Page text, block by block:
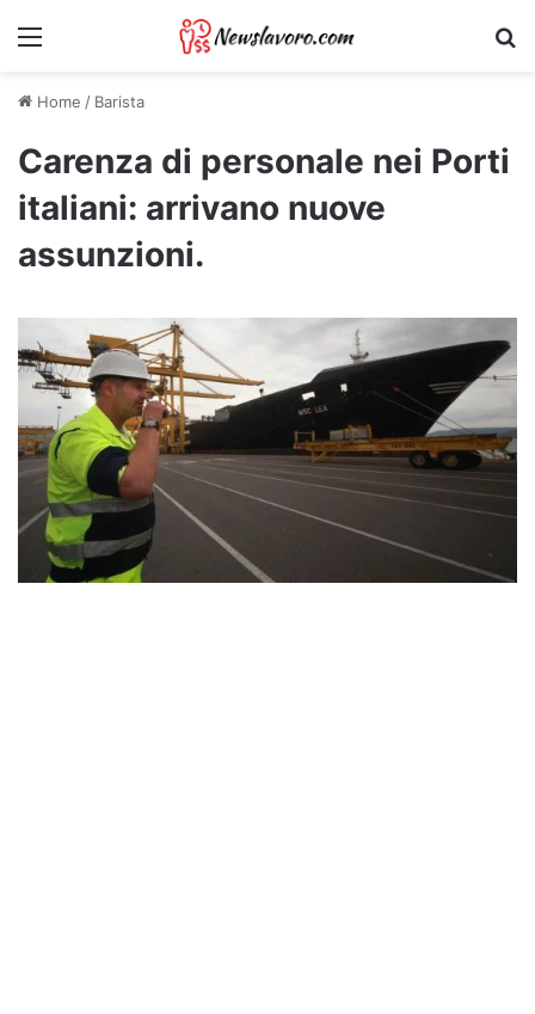
Menu
Home / Barista
Carenza di personale nei Porti
italiani: arrivano nuove
assunzioni.